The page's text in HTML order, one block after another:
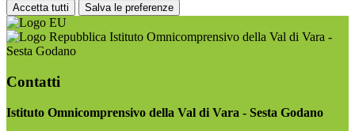
Accetta tutti Salva le preferenze
Istituto Omnicomprensivo della Val di Vara -
Sesta Godano
Contatti
Istituto Omnicomprensivo della Val di Vara - Sesta Godano